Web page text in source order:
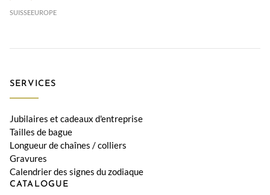
SUISSEEUROPE
SERVICES
Jubilaires et cadeaux d'entreprise
Tailles de bague
Longueur de chaînes / colliers
Gravures
Calendrier des signes du zodiaque
CATALOGUE